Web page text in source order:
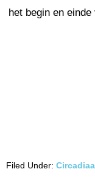
het begin en
Filed Under: